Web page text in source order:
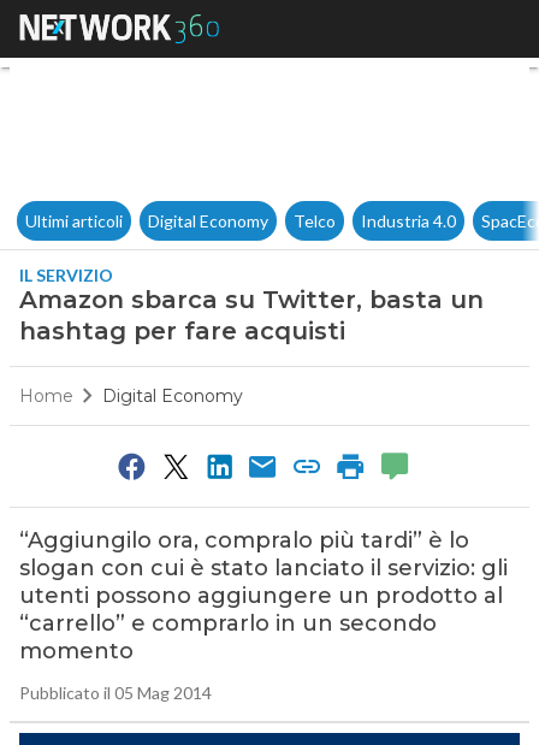
Amazon sbarca su Twitter,
Ultimi articoli Digital Economy Telco Industria 4.0
IL SERVIZIO
Amazon sbarca su Twitter, basta un
hashtag per fare acquisti
Home Digital Economy
“Aggiungilo ora, compralo più tardi” è lo
slogan con cui è stato lanciato il servizio: gli
utenti possono aggiungere un prodotto al
“carrello” e comprarlo in un secondo
momento
Pubblicato il 05 Mag 2014